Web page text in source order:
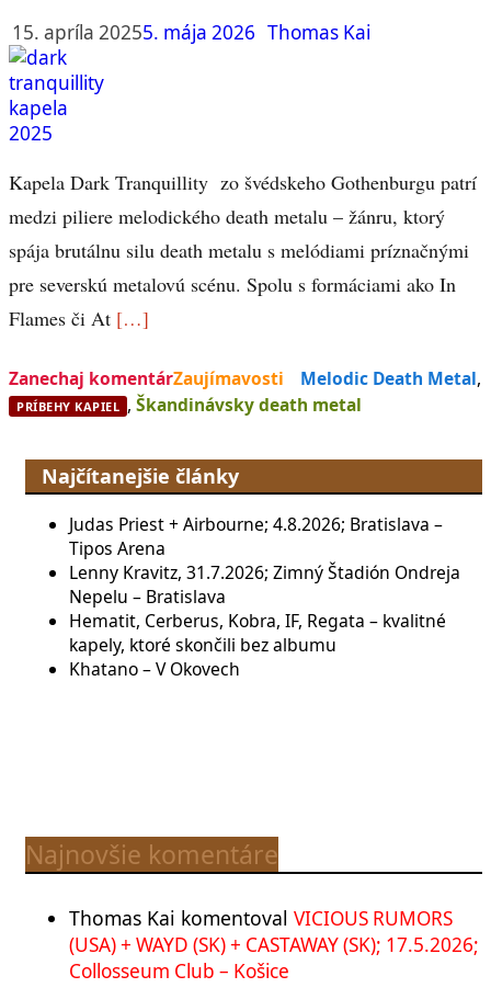
15. apríla 20255. mája 2026 Thomas Kai
Kapela Dark Tranquillity zo švédskeho Gothenburgu patrí
medzi piliere melodického death metalu – žánru, ktorý
spája brutálnu silu death metalu s melódiami príznačnými
pre severskú metalovú scénu. Spolu s formáciami ako In
Flames či At […]
Zanechaj komentárZaujímavosti Melodic Death Metal,
PRÍBEHY KAPIEL , Škandinávsky death metal
Najčítanejšie články
Judas Priest + Airbourne; 4.8.2026; Bratislava –
Tipos Arena
Lenny Kravitz, 31.7.2026; Zimný Štadión Ondreja
Nepelu – Bratislava
Hematit, Cerberus, Kobra, IF, Regata – kvalitné
kapely, ktoré skončili bez albumu
Khatano – V Okovech
Najnovšie komentáre
Thomas Kai komentoval VICIOUS RUMORS
(USA) + WAYD (SK) + CASTAWAY (SK); 17.5.2026;
Collosseum Club – Košice